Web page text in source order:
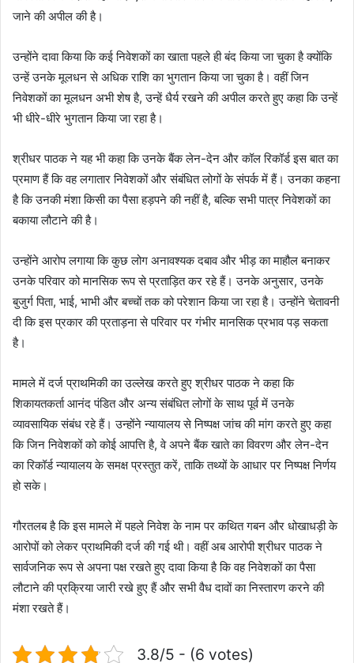
जाने की अपील की है।
उन्होंने दावा किया कि कई निवेशकों का खाता पहले ही बंद किया जा चुका है क्योंकि
उन्हें उनके मूलधन से अधिक राशि का भुगतान किया जा चुका है। वहीं जिन
निवेशकों का मूलधन अभी शेष है, उन्हें धैर्य रखने की अपील करते हुए कहा कि उन्हें
भी धीरे-धीरे भुगतान किया जा रहा है।
श्रीधर पाठक ने यह भी कहा कि उनके बैंक लेन-देन और कॉल रिकॉर्ड इस बात का
प्रमाण हैं कि वह लगातार निवेशकों और संबंधित लोगों के संपर्क में हैं। उनका कहना
है कि उनकी मंशा किसी का पैसा हड़पने की नहीं है, बल्कि सभी पात्र निवेशकों का
बकाया लौटाने की है।
उन्होंने आरोप लगाया कि कुछ लोग अनावश्यक दबाव और भीड़ का माहौल बनाकर
उनके परिवार को मानसिक रूप से प्रताड़ित कर रहे हैं। उनके अनुसार, उनके
बुजुर्ग पिता, भाई, भाभी और बच्चों तक को परेशान किया जा रहा है। उन्होंने चेतावनी
दी कि इस प्रकार की प्रताड़ना से परिवार पर गंभीर मानसिक प्रभाव पड़ सकता
है।
मामले में दर्ज प्राथमिकी का उल्लेख करते हुए श्रीधर पाठक ने कहा कि
शिकायतकर्ता आनंद पंडित और अन्य संबंधित लोगों के साथ पूर्व में उनके
व्यावसायिक संबंध रहे हैं। उन्होंने न्यायालय से निष्पक्ष जांच की मांग करते हुए कहा
कि जिन निवेशकों को कोई आपत्ति है, वे अपने बैंक खाते का विवरण और लेन-देन
का रिकॉर्ड न्यायालय के समक्ष प्रस्तुत करें, ताकि तथ्यों के आधार पर निष्पक्ष निर्णय
हो सके।
गौरतलब है कि इस मामले में पहले निवेश के नाम पर कथित गबन और धोखाधड़ी के
आरोपों को लेकर प्राथमिकी दर्ज की गई थी। वहीं अब आरोपी श्रीधर पाठक ने
सार्वजनिक रूप से अपना पक्ष रखते हुए दावा किया है कि वह निवेशकों का पैसा
लौटाने की प्रक्रिया जारी रखे हुए हैं और सभी वैध दावों का निस्तारण करने की
मंशा रखते हैं।
3.8/5 - (6 votes)